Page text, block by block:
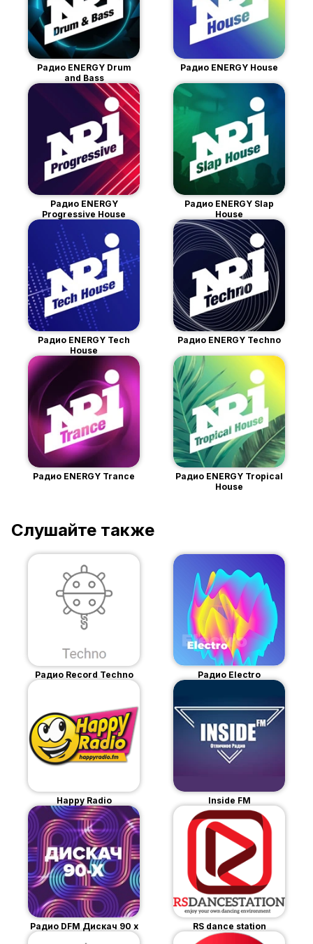
Радио ENERGY Drum
and Bass
Радио ENERGY House
Радио ENERGY
Progressive House
Радио ENERGY Slap
House
Радио ENERGY Tech
House
Радио ENERGY Techno
Радио ENERGY Trance
Радио ENERGY Tropical
House
Слушайте также
Радио Record Techno Радио Electro
Happy Radio Inside FM
Радио DFM Дискач 90 х RS dance station